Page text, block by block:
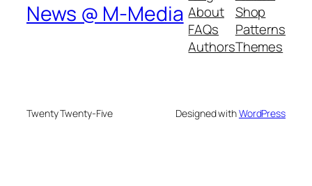
News @ M-Media About
FAQs
Authors
Shop
Patterns
Themes
Twenty Twenty-Five Designed withWordPress